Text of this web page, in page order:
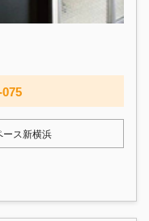
ース新横浜